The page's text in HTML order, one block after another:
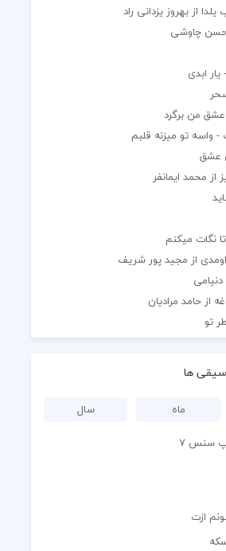
از بهروز یزدانی راد
چاوشی
ابدی
عشق من برگرد
واسه تو میزنه قلبم
عشق
از محمد ایمانفر
نگات میکنم
از مجید پور شریف
از حامد مرادیان
تو
ها
ماه
سال
سنس ۷
ازت